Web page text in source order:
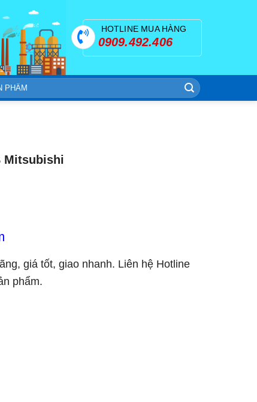
HOTLINE MUA HÀNG
0909.492.406
Mitsubishi
giá tốt, giao nhanh. Liên hệ Hotline
phẩm.